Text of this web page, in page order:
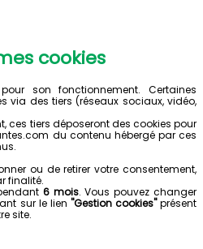
cookies
son fonctionnement. Certaines
via des tiers (réseaux sociaux, vidéo,
ces tiers déposeront des cookies pour
du contenu hébergé par ces
ou de retirer votre consentement,
finalité.
6 mois. Vous pouvez changer
sur le lien "Gestion cookies"présent
site.